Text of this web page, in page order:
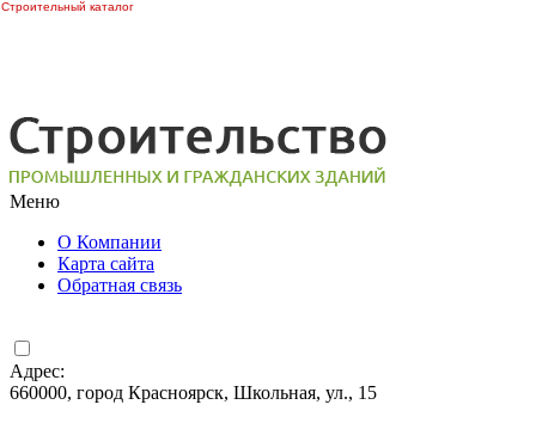
Меню
О Компании
Карта сайта
Обратная связь
Адрес:
660000, город Красноярск, Школьная, ул., 15
Строительный каталог